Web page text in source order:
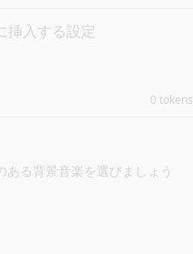
0 tokens
ある背景音楽を選びましょう